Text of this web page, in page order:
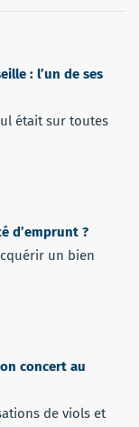
: l’un de ses
était sur toutes
d’emprunt ?
un bien
concert au
de viols et